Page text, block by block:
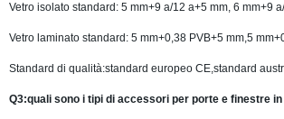
Vetro isolato standard: 5 mm+9 a/12 a+5 mm, 6 mm+9
Vetro laminato standard: 5 mm+0,38 PVB+5 mm,5
Standard di qualità:standard europeo CE,standard
Q3:quali sono i tipi diaccessori per porte e finestre in